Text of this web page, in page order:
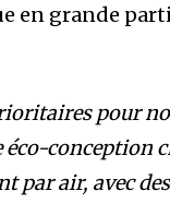
en grande
pour
éco-
par air, avec